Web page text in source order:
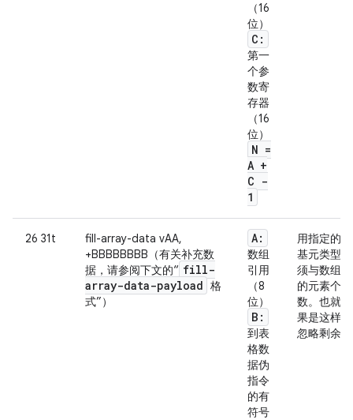
（16
位）
C:
第一
个参
数寄
存器
（16
位）
N =
A +
C -
1
26 31t
fill-array-data vAA,
+BBBBBBBB（有关补充数
据，请参阅下文的“ fill-
array-data-payload 格
式”）
A:
数组
引用
（8
位）
B:
到表
格数
据伪
指令
的有
符号
用指定的
基元类型
须与数组
的元素个
数。也就
果是这样
忽略剩余